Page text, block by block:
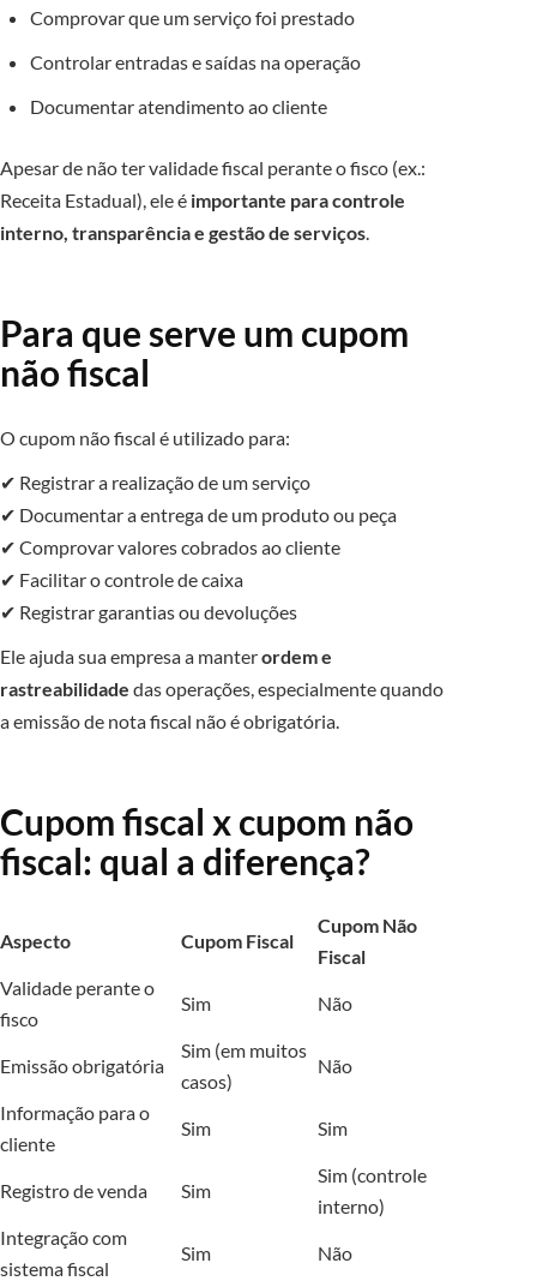
Comprovar que um serviço foi prestado
Controlar entradas e saídas na operação
Documentar atendimento ao cliente
Apesar de não ter validade fiscal perante o fisco (ex.:
Receita Estadual), ele é importante para controle
interno, transparência e gestão de serviços.
Para que serve um cupom
não fiscal
O cupom não fiscal é utilizado para:
✔ Registrar a realização de um serviço
✔ Documentar a entrega de um produto ou peça
✔ Comprovar valores cobrados ao cliente
✔ Facilitar o controle de caixa
✔ Registrar garantias ou devoluções
Ele ajuda sua empresa a manterordem e
rastreabilidade das operações, especialmente quando
a emissão de nota fiscal não é obrigatória.
Cupom fiscal x cupom não
fiscal: qual a diferença?
Aspecto Cupom Fiscal
Cupom Não
Fiscal
Validade perante o
fisco
Sim Não
Emissão obrigatória
Sim (em muitos
casos)
Não
Informação para o
cliente
Sim Sim
Registro de venda Sim
Sim (controle
interno)
Integração com
sistema fiscal
Sim Não